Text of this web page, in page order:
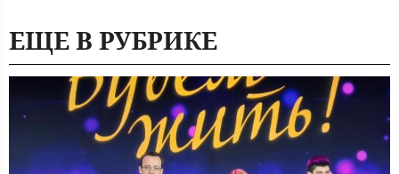
ЕЩЕ В РУБРИКЕ